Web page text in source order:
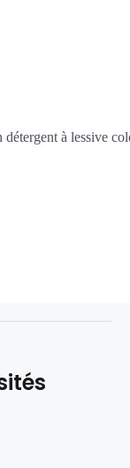
à lessive